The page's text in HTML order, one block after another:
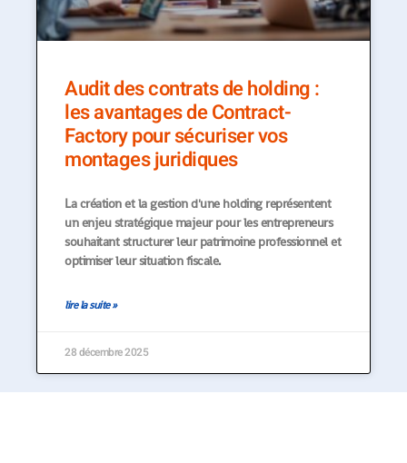
Audit des contrats de holding :
les avantages de Contract-
Factory pour sécuriser vos
montages juridiques
La création et la gestion d'une holding représentent
un enjeu stratégique majeur pour les entrepreneurs
souhaitant structurer leur patrimoine professionnel et
optimiser leur situation fiscale.
lire la suite »
28 décembre 2025